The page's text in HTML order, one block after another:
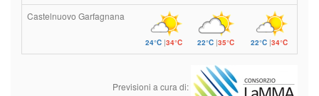
Castelnuovo Garfagnana
24°C|34°C 22°C|35°C 22°C |34°C
Previsioni a cura di: